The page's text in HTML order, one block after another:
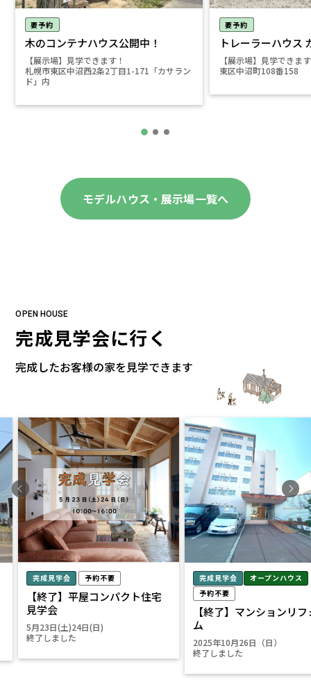
要予約
木のコンテナハウス公開中！
【展示場】見学できます！
札幌市東区中沼西2条2丁目1-171「カサラン
ド」内
要予約
トレーラーハウ
【展示場】見学できま
東区中沼町108番158
モデルハウス・展示場一覧へ
OPEN HOUSE
完成見学会に行く
完成したお客様の家を見学できます
完成見学会 予約不要
【終了】平屋コンパクト住宅
見学会
5月23日(土)24日(日)
終了しました
完成見学会
オープンハウス
予約不要
【終了】マンションリ
ム
2025年10月26日（日）
終了しました